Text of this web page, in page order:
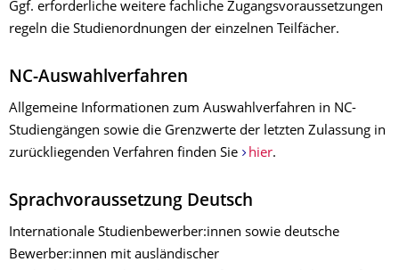
Ggf. erforderliche weitere fachliche Zugangsvoraussetzungen
regeln die Studienordnungen der einzelnen Teilfächer.
NC-Auswahlverfahren
Allgemeine Informationen zum Auswahlverfahren in NC-
Studiengängen sowie die Grenzwerte der letzten Zulassung in
zurückliegenden Verfahren finden Sie
hier.
Sprachvoraussetzung Deutsch
Internationale Studienbewerber:innen sowie deutsche
Bewerber:innen mit ausländischer